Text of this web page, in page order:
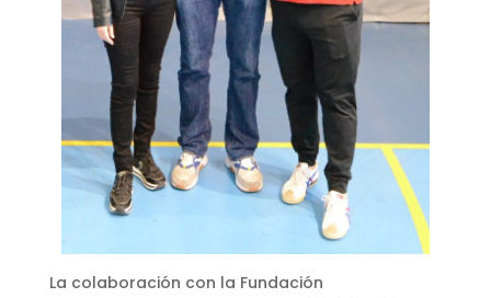
La colaboración con la Fundación